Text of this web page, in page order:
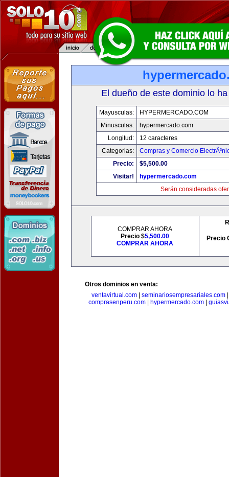
El dueño de este dominio lo
Mayusculas:
HYPERMERCADO.COM
Minusculas:
hypermercado.com
Longitud:
12 caracteres
Categorias:
Compras y Comercio
Precio:
$5,500.00
Visitar!
hypermercado.com
Serán consideradas
COMPRAR AHORA
Precio $5,500.00
COMPRAR AHORA
Precio
Otros dominios en venta:
ventavirtual.com
seminariosempresariales.com
comprasenperu.com
hypermercado.com